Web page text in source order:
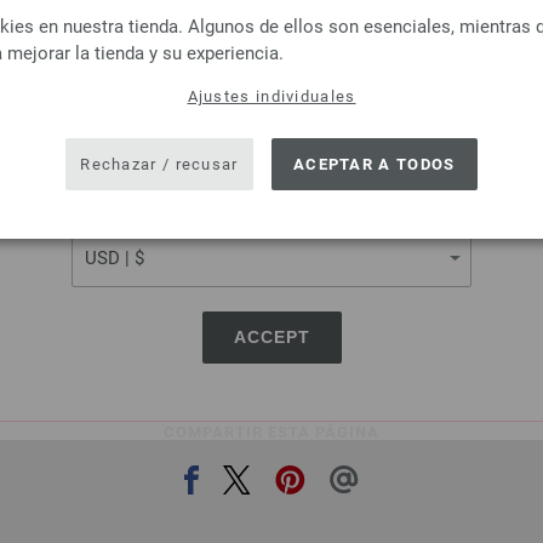
ACCEPT
en nuestra tienda. Algunos de ellos son esenciales, mientras
mejorar la tienda y su experiencia.
Ajustes individuales
Rechazar / recusar ACEPTAR A TODOS
Lana Grossa
Baby Uni/Print 50g
3,74 € - 5,46 €
4,37 $ - 6,38 $
109,20 €/ kg
Lana Grossa
Grosor de las agujas:
3,70 € - 5,46 €
4,32 $ - 6,38 $
109,20 €/ kg